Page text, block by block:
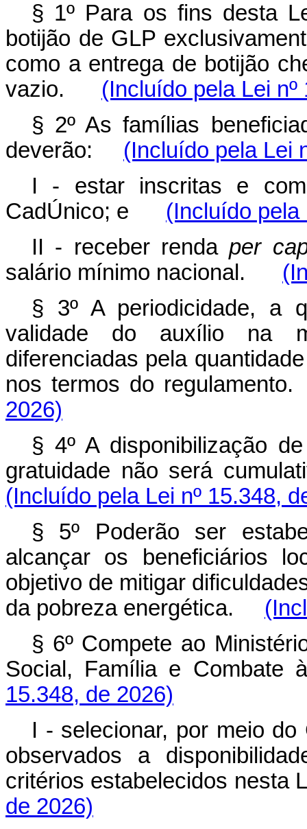
§ 1º Para os fins desta
botijão de GLP
como a entrega de botijão
vazio. (Incluído pela Lei
§ 2º As famílias
deverão: (Incluído pela Lei
I - estar inscritas e com
CadÚnico; e (Incluído pela
II - receber rendaper
salário mínimo nacional.
§ 3º A periodicidade, a
validade do auxílio na
diferenciadas pela
nos termos do
2026)
§ 4º A disponibilização
gratuidade não será
(Incluído pela Lei nº 15.348,
§ 5º Poderão ser
alcançar os beneficiários
objetivo de mitigar
da pobreza energética.
§ 6º Compete ao
Social, Família e
15.348, de 2026)
I - selecionar, por meio
observados a
critérios estabelecidos
de 2026)